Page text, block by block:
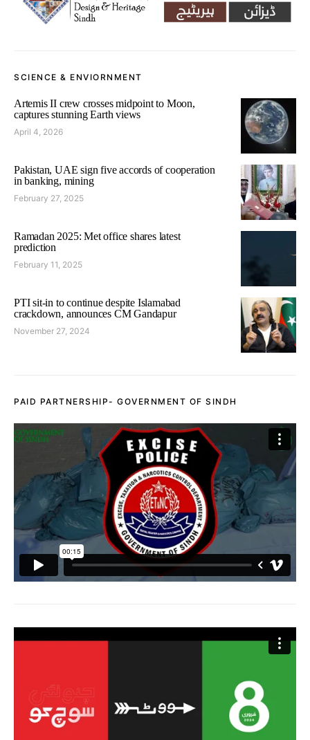
SCIENCE & ENVIORNMENT
Artemis II crew crosses midpoint to Moon,
captures stunning Earth views
April 4, 2026
Pakistan, UAE sign five accords of cooperation
in banking, mining
February 27, 2025
Ramadan 2025: Met office shares latest
prediction
February 11, 2025
PTI sit-in to continue despite Islamabad
crackdown, announces CM Gandapur
November 27, 2024
PAID PARTNERSHIP- GOVERNMENT OF SINDH